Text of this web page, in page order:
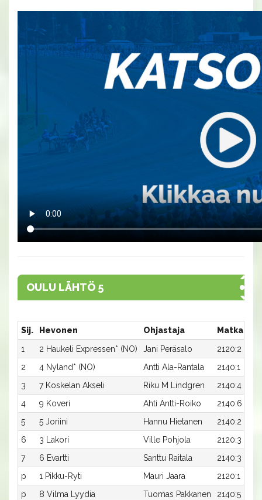
OULU LÄHTÖ 5
Sij. Hevonen Ohjastaja
1
2 Haukeli Expressen* (NO) Jani Peräsalo
2120:2
2
4 Nyland* (NO) Antti Ala-Rantala
2140:1
3
7 Koskelan Akseli Riku M Lindgren
2140:4
4
9 Koveri Ahti Antti-Roiko
2140:6
5
5 Joriini Hannu Hietanen
2140:2
6
3 Lakori Ville Pohjola
2120:3
7
6 Evartti Santtu Raitala
2140:3
p
1 Pikku-Ryti Mauri Jaara
2120:1
p
8 Vilma Lyydia Tuomas Pakkanen 2140:5